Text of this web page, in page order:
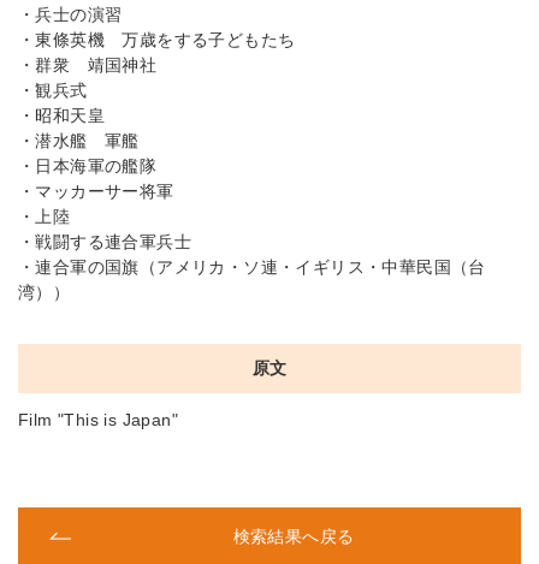
・兵士の演習
・東條英機 万歳をする子どもたち
・群衆 靖国神社
・観兵式
・昭和天皇
・潜水艦 軍艦
・日本海軍の艦隊
・マッカーサー将軍
・上陸
・戦闘する連合軍兵士
・連合軍の国旗（アメリカ・ソ連・イギリス・中華民国（台
湾））
原文
Film "This is Japan"
検索結果へ戻る